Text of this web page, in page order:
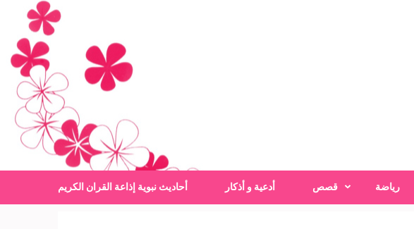
رياضة قصص أدعية و أذكار أحاديث نبوية إذاعة القران الكريم